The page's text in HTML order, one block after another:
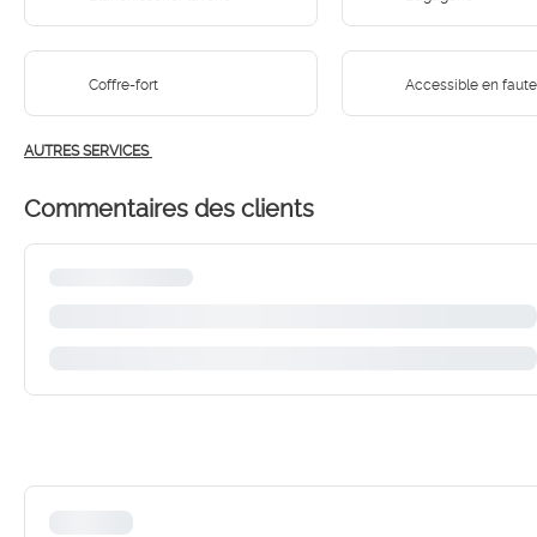
Coffre-fort Accessible en
AUTRES SERVICES
Commentaires des clients